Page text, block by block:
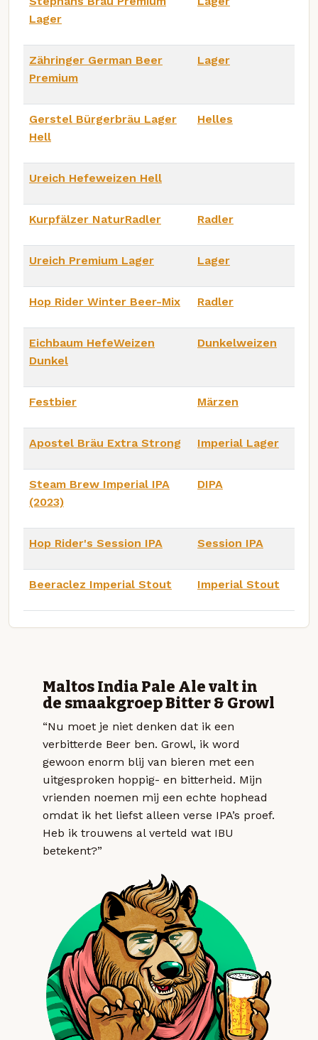
Lager
Zähringer German Beer
Premium
Lager
Gerstel Bürgerbräu Lager
Hell
Helles
Ureich Hefeweizen Hell
Kurpfälzer NaturRadler Radler
Ureich Premium Lager Lager
Hop Rider Winter Beer-Mix Radler
Eichbaum HefeWeizen
Dunkel
Dunkelweizen
Festbier Märzen
Apostel Bräu Extra Strong Imperial Lager
Steam Brew Imperial IPA
(2023)
DIPA
Hop Rider's Session IPA Session IPA
Beeraclez Imperial Stout Imperial Stout
Maltos India Pale Ale valt in
de smaakgroep Bitter & Growl
“Nu moet je niet denken dat ik een
verbitterde Beer ben. Growl, ik word
gewoon enorm blij van bieren met een
uitgesproken hoppig- en bitterheid. Mijn
vrienden noemen mij een echte hophead
omdat ik het liefst alleen verse IPA’s proef.
Heb ik trouwens al verteld wat IBU
betekent?”